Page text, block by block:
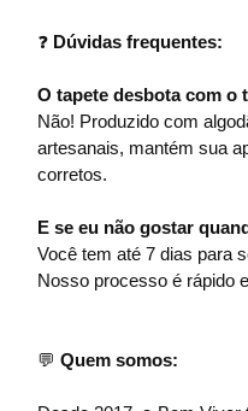
❓ Dúvidas frequentes:
O tapete desbota com o
Não! Produzido com
artesanais, mantém sua
corretos.
E se eu não gostar
Você tem até 7 dias para
Nosso processo é rápido
💬 Quem somos: